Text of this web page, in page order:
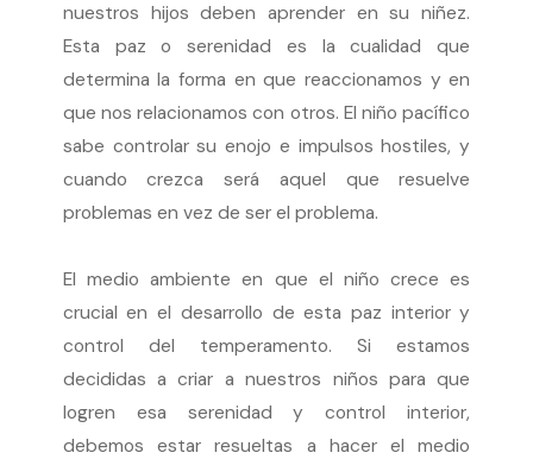
nuestros hijos deben aprender en su niñez.
Esta paz o serenidad es la cualidad que
determina la forma en que reaccionamos y en
que nos relacionamos con otros. El niño pacífico
sabe controlar su enojo e impulsos hostiles, y
cuando crezca será aquel que resuelve
problemas en vez de ser el problema.
El medio ambiente en que el niño crece es
crucial en el desarrollo de esta paz interior y
control del temperamento. Si estamos
decididas a criar a nuestros niños para que
logren esa serenidad y control interior,
debemos estar resueltas a hacer el medio